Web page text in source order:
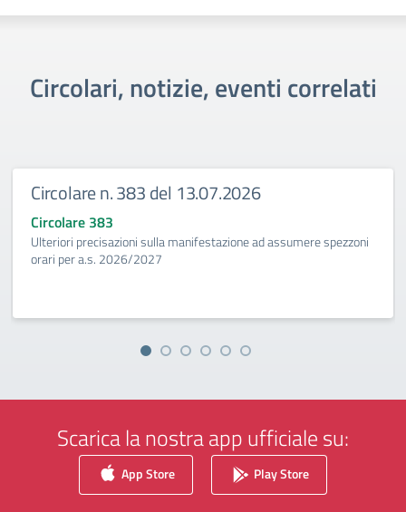
Circolari, notizie, eventi correlati
Circolare n. 383 del 13.07.2026
Circolare 383
Ulteriori precisazioni sulla manifestazione ad assumere spezzoni
orari per a.s. 2026/2027
Scarica la nostra app ufficiale su:
App Store Play Store